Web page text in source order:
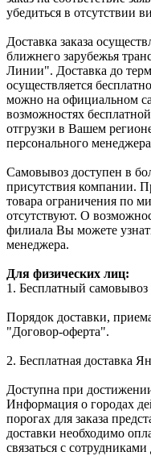
убедиться в отсутствии
Доставка заказа
ближнего зарубежья
Линии". Доставка до
осуществляется
можно на официальном
возможностях
отгрузки в Вашем
персонального
Самовывоз доступен в
присутствия компании.
товара ограничения по
отсутствуют. О
филиала Вы можете
менеджера.
Для физических лиц:
1. Бесплатный самовывоз
Порядок доставки,
"Договор-оферта".
2. Бесплатная доставка
Доступна при
Информация о городах
порогах для заказа
доставки необходимо
связаться с